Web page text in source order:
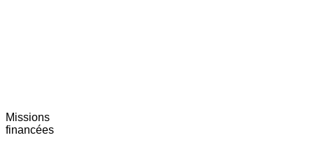
Missions
financées